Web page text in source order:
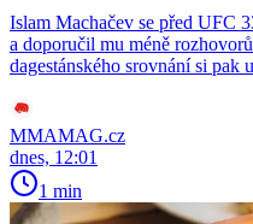
Islam Machačev se před UFC
a doporučil mu méně
dagestánského srovnání si pak
MMAMAG.cz
dnes, 12:01
1 min